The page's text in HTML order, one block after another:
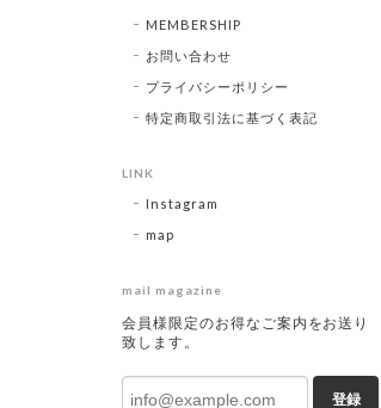
MEMBERSHIP
お問い合わせ
プライバシーポリシー
特定商取引法に基づく表記
LINK
Instagram
map
mail magazine
会員様限定のお得なご案内をお送り
致します。
登録